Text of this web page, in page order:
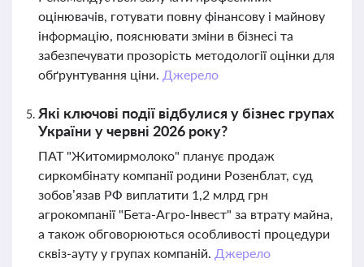
оцінювачів, готувати повну фінансову і майнову
інформацію, пояснювати зміни в бізнесі та
забезпечувати прозорість методології оцінки для
обґрунтування ціни. Джерело
Які ключові події відбулися у бізнес групах
України у червні 2026 року?
ПАТ "Житомирмолоко" планує продаж
сиркомбінату компанії родини Розенблат, суд
зобов’язав РФ виплатити 1,2 млрд грн
агрокомпанії "Бета-Агро-Інвест" за втрату майна,
а також обговорюються особливості процедури
сквіз-ауту у групах компаній. Джерело